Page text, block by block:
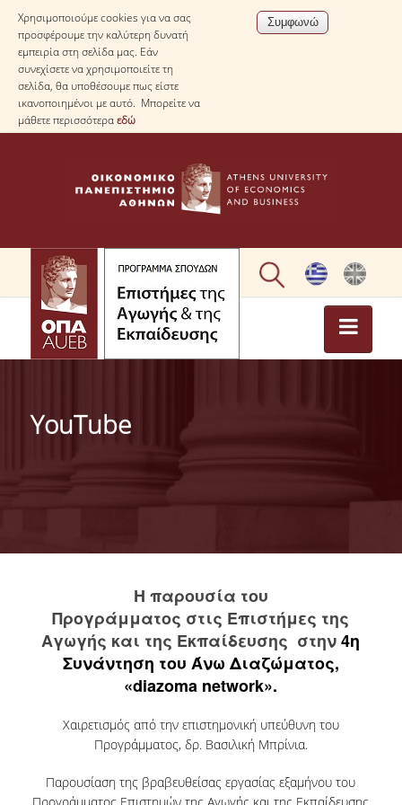
Χρησιμοποιούμε cookies για να σας
προσφέρουμε την καλύτερη δυνατή
εμπειρία στη σελίδα μας. Εάν
συνεχίσετε να χρησιμοποιείτε τη
σελίδα, θα υποθέσουμε πως είστε
ικανοποιημένοι με αυτό. Μπορείτε να
μάθετε περισσότεραεδώ
ΑΡΧΙΚΗ
ΠΛΗΡΟΦΟΡΙΕΣ
ΦΙΛΟΣΟΦΙΑ ΤΟΥ ΠΡΟΓΡΑΜΜΑΤΟΣ
ΠΡΟΓΡΑΜΜΑ ΣΠΟΥΔΩΝ
ΜΑΘΗΜΑΤΑ
ΔΙΔΑΚΤΙΚΟ ΠΡΟΣΩΠΙΚΟ
ΟΙ ΑΠΟΦΟΙΤΟΙ ΤΟΥ ΠΡΟΓΡΑΜΜΑΤΟΣ ΕΙΠΑΝ...
ΤΡΟΠΟΣ ΕΙΣΑΓΩΓΗΣ ΣΤΟ ΠΡΟΓΡΑΜΜΑ
YouTube
Η παρουσία του
Προγράμματος στις Επιστήμες της
Αγωγής και της Εκπαίδευσης στην4η
Συνάντηση του Άνω Διαζώματος,
«diazoma network».
Χαιρετισμός από την επιστημονική υπεύθυνη του
Προγράμματος, δρ. Βασιλική Μπρίνια.
Παρουσίαση της βραβευθείσας εργασίας εξαμήνου του